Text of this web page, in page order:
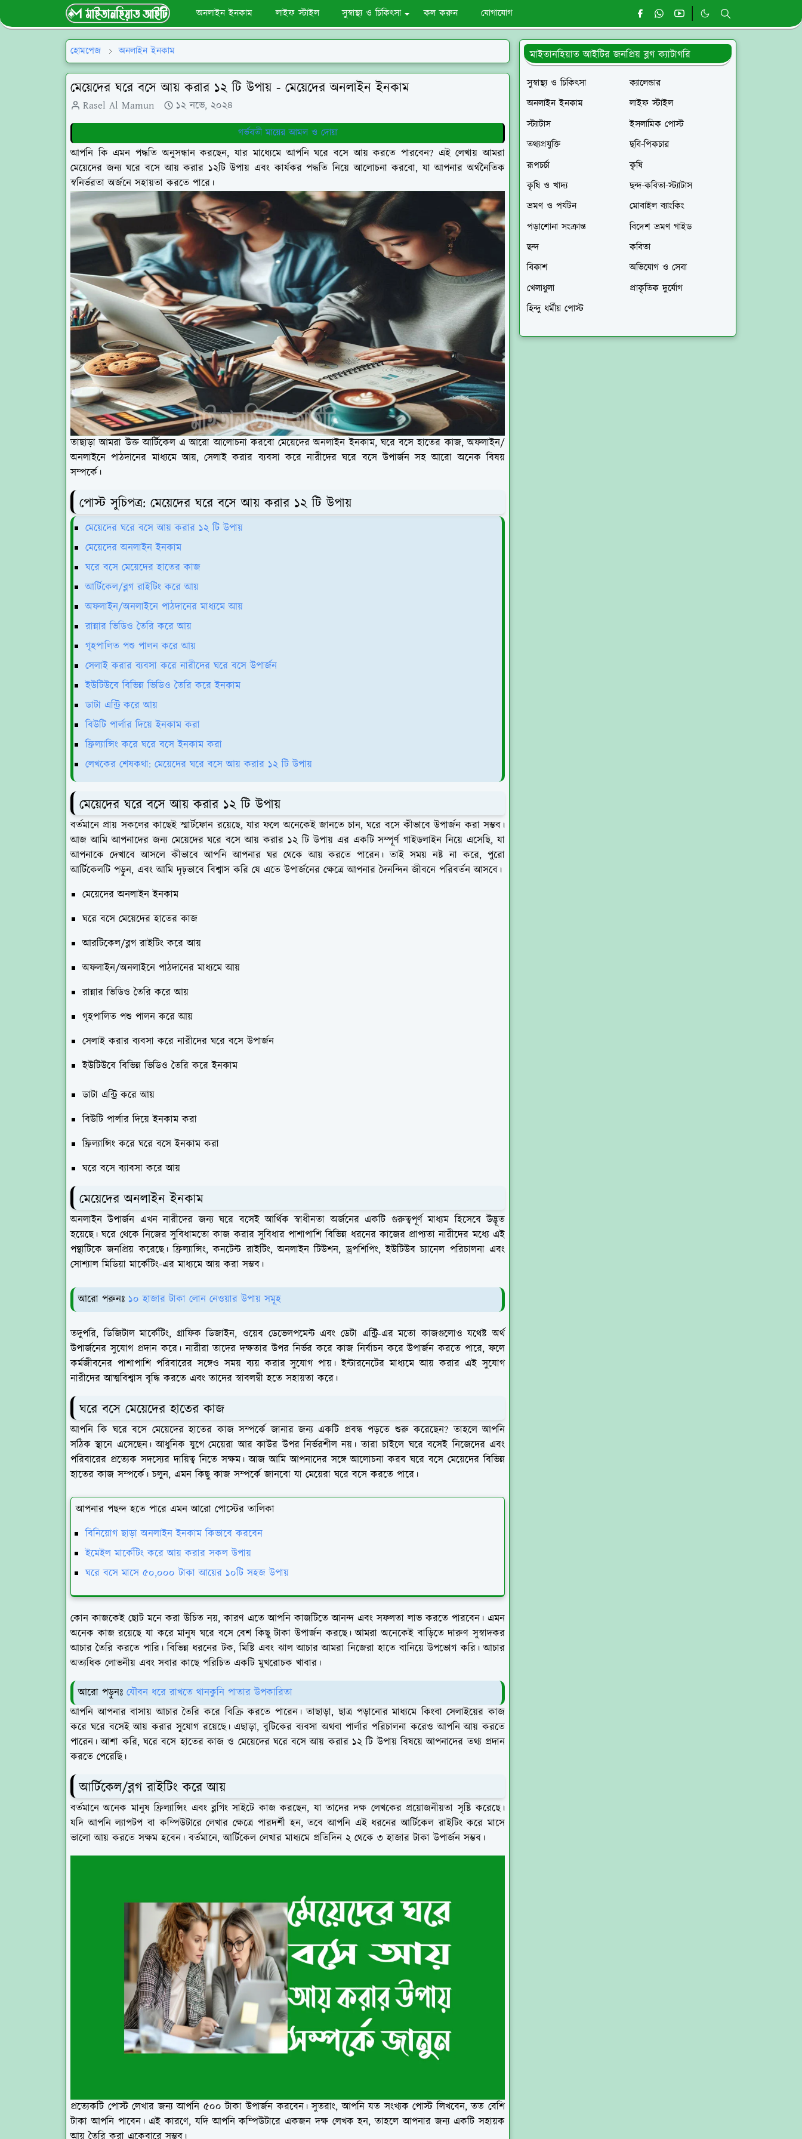
অনলাইন ইনকাম লাইফ স্টাইল সুস্বাস্থ্য ও চিকিৎসা কল করুন যোগাযোগ
হোমপেজ অনলাইন ইনকাম
মেয়েদের ঘরে বসে আয় করার ১২ টি উপায় - মেয়েদের অনলাইন ইনকাম
Rasel Al Mamun ১২ নভে, ২০২৪
গর্ভবতী মায়ের আমল ও দোয়া
আপনি কি এমন পদ্ধতি অনুসন্ধান করছেন, যার মাধ্যেমে আপনি ঘরে বসে আয় করতে পারবেন? এই লেখায় আমরা
মেয়েদের জন্য ঘরে বসে আয় করার ১২টি উপায় এবং কার্যকর পদ্ধতি নিয়ে আলোচনা করবো, যা আপনার অর্থনৈতিক
স্বনির্ভরতা অর্জনে সহায়তা করতে পারে।
তাছাড়া আমরা উক্ত আর্টিকেল এ আরো আলোচনা করবো মেয়েদের অনলাইন ইনকাম, ঘরে বসে হাতের কাজ, অফলাইন/
অনলাইনে পাঠদানের মাধ্যমে আয়, সেলাই করার ব্যবসা করে নারীদের ঘরে বসে উপার্জন সহ আরো অনেক বিষয়
সম্পর্কে।
পোস্ট সুচিপত্র: মেয়েদের ঘরে বসে আয় করার ১২ টি উপায়
মেয়েদের ঘরে বসে আয় করার ১২ টি উপায়
মেয়েদের অনলাইন ইনকাম
ঘরে বসে মেয়েদের হাতের কাজ
আর্টিকেল/ব্লগ রাইটিং করে আয়
অফলাইন/অনলাইনে পাঠদানের মাধ্যমে আয়
রান্নার ভিডিও তৈরি করে আয়
গৃহপালিত পশু পালন করে আয়
সেলাই করার ব্যবসা করে নারীদের ঘরে বসে উপার্জন
ইউটিউবে বিভিন্ন ভিডিও তৈরি করে ইনকাম
ডাটা এন্ট্রি করে আয়
বিউটি পার্লার দিয়ে ইনকাম করা
ফ্রিল্যান্সিং করে ঘরে বসে ইনকাম করা
লেখকের শেষকথা: মেয়েদের ঘরে বসে আয় করার ১২ টি উপায়
মেয়েদের ঘরে বসে আয় করার ১২ টি উপায়
বর্তমানে প্রায় সকলের কাছেই স্মার্টফোন রয়েছে, যার ফলে অনেকেই জানতে চান, ঘরে বসে কীভাবে উপার্জন করা সম্ভব।
আজ আমি আপনাদের জন্য মেয়েদের ঘরে বসে আয় করার ১২ টি উপায় এর একটি সম্পূর্ণ গাইডলাইন নিয়ে এসেছি, যা
আপনাকে দেখাবে আসলে কীভাবে আপনি আপনার ঘর থেকে আয় করতে পারেন। তাই সময় নষ্ট না করে, পুরো
আর্টিকেলটি পড়ুন, এবং আমি দৃঢ়ভাবে বিশ্বাস করি যে এতে উপার্জনের ক্ষেত্রে আপনার দৈনন্দিন জীবনে পরিবর্তন আসবে।
মেয়েদের অনলাইন ইনকাম
ঘরে বসে মেয়েদের হাতের কাজ
আরটিকেল/ব্লগ রাইটিং করে আয়
অফলাইন/অনলাইনে পাঠদানের মাধ্যমে আয়
রান্নার ভিডিও তৈরি করে আয়
গৃহপালিত পশু পালন করে আয়
সেলাই করার ব্যবসা করে নারীদের ঘরে বসে উপার্জন
ইউটিউবে বিভিন্ন ভিডিও তৈরি করে ইনকাম
ডাটা এন্ট্রি করে আয়
বিউটি পার্লার দিয়ে ইনকাম করা
ফ্রিল্যান্সিং করে ঘরে বসে ইনকাম করা
ঘরে বসে ব্যাবসা করে আয়
মেয়েদের অনলাইন ইনকাম
অনলাইন উপার্জন এখন নারীদের জন্য ঘরে বসেই আর্থিক স্বাধীনতা অর্জনের একটি গুরুত্বপূর্ণ মাধ্যম হিসেবে উদ্ভূত
হয়েছে। ঘরে থেকে নিজের সুবিধামতো কাজ করার সুবিধার পাশাপাশি বিভিন্ন ধরনের কাজের প্রাপ্যতা নারীদের মধ্যে এই
পন্থাটিকে জনপ্রিয় করেছে। ফ্রিল্যান্সিং, কনটেন্ট রাইটিং, অনলাইন টিউশন, ড্রপশিপিং, ইউটিউব চ্যানেল পরিচালনা এবং
সোশ্যাল মিডিয়া মার্কেটিং-এর মাধ্যমে আয় করা সম্ভব।
আরো পরুনঃ ১০ হাজার টাকা লোন নেওয়ার উপায় সমূহ
তদুপরি, ডিজিটাল মার্কেটিং, গ্রাফিক ডিজাইন, ওয়েব ডেভেলপমেন্ট এবং ডেটা এন্ট্রি-এর মতো কাজগুলোও যথেষ্ট অর্থ
উপার্জনের সুযোগ প্রদান করে। নারীরা তাদের দক্ষতার উপর নির্ভর করে কাজ নির্বাচন করে উপার্জন করতে পারে, ফলে
কর্মজীবনের পাশাপাশি পরিবারের সঙ্গেও সময় ব্যয় করার সুযোগ পায়। ইন্টারনেটের মাধ্যমে আয় করার এই সুযোগ
নারীদের আত্মবিশ্বাস বৃদ্ধি করতে এবং তাদের স্বাবলম্বী হতে সহায়তা করে।
ঘরে বসে মেয়েদের হাতের কাজ
আপনি কি ঘরে বসে মেয়েদের হাতের কাজ সম্পর্কে জানার জন্য একটি প্রবন্ধ পড়তে শুরু করেছেন? তাহলে আপনি
সঠিক স্থানে এসেছেন। আধুনিক যুগে মেয়েরা আর কাউর উপর নির্ভরশীল নয়। তারা চাইলে ঘরে বসেই নিজেদের এবং
পরিবারের প্রত্যেক সদস্যের দায়িত্ব নিতে সক্ষম। আজ আমি আপনাদের সঙ্গে আলোচনা করব ঘরে বসে মেয়েদের বিভিন্ন
হাতের কাজ সম্পর্কে। চলুন, এমন কিছু কাজ সম্পর্কে জানবো যা মেয়েরা ঘরে বসে করতে পারে।
আপনার পছন্দ হতে পারে এমন আরো পোস্টের তালিকা
বিনিয়োগ ছাড়া অনলাইন ইনকাম কিভাবে করবেন
ইমেইল মার্কেটিং করে আয় করার সকল উপায়
ঘরে বসে মাসে ৫০,০০০ টাকা আয়ের ১০টি সহজ উপায়
কোন কাজকেই ছোট মনে করা উচিত নয়, কারণ এতে আপনি কাজটিতে আনন্দ এবং সফলতা লাভ করতে পারবেন। এমন
অনেক কাজ রয়েছে যা করে মানুষ ঘরে বসে বেশ কিছু টাকা উপার্জন করছে। আমরা অনেকেই বাড়িতে দারুণ সুস্বাদকর
আচার তৈরি করতে পারি। বিভিন্ন ধরনের টক, মিষ্টি এবং ঝাল আচার আমরা নিজেরা হাতে বানিয়ে উপভোগ করি। আচার
অত্যধিক লোভনীয় এবং সবার কাছে পরিচিত একটি মুখরোচক খাবার।
আরো পড়ুনঃ যৌবন ধরে রাখতে থানকুনি পাতার উপকারিতা
আপনি আপনার বাসায় আচার তৈরি করে বিক্রি করতে পারেন। তাছাড়া, ছাত্র পড়ানোর মাধ্যমে কিংবা সেলাইয়ের কাজ
করে ঘরে বসেই আয় করার সুযোগ রয়েছে। এছাড়া, বুটিকের ব্যবসা অথবা পার্লার পরিচালনা করেও আপনি আয় করতে
পারেন। আশা করি, ঘরে বসে হাতের কাজ ও মেয়েদের ঘরে বসে আয় করার ১২ টি উপায় বিষয়ে আপনাদের তথ্য প্রদান
করতে পেরেছি।
আর্টিকেল/ব্লগ রাইটিং করে আয়
বর্তমানে অনেক মানুষ ফ্রিল্যান্সিং এবং ব্লগিং সাইটে কাজ করছেন, যা তাদের দক্ষ লেখকের প্রয়োজনীয়তা সৃষ্টি করেছে।
যদি আপনি ল্যাপটপ বা কম্পিউটারে লেখার ক্ষেত্রে পারদর্শী হন, তবে আপনি এই ধরনের আর্টিকেল রাইটিং করে মাসে
ভালো আয় করতে সক্ষম হবেন। বর্তমানে, আর্টিকেল লেখার মাধ্যমে প্রতিদিন ২ থেকে ৩ হাজার টাকা উপার্জন সম্ভব।
প্রত্যেকটি পোস্ট লেখার জন্য আপনি ৫০০ টাকা উপার্জন করবেন। সুতরাং, আপনি যত সংখ্যক পোস্ট লিখবেন, তত বেশি
টাকা আপনি পাবেন। এই কারণে, যদি আপনি কম্পিউটারে একজন দক্ষ লেখক হন, তাহলে আপনার জন্য একটি সহায়ক
মাইতানহিয়াত আইটির জনপ্রিয় ব্লগ ক্যাটাগরি
সুস্বাস্থ্য ও চিকিৎসা
ক্যালেন্ডার
অনলাইন ইনকাম
লাইফ স্টাইল
স্ট্যাটাস
ইসলামিক পোস্ট
তথ্যপ্রযুক্তি
ছবি-পিকচার
রূপচর্চা
কৃষি
কৃষি ও খাদ্য
ছন্দ-কবিতা-স্ট্যাটাস
ভ্রমণ ও পর্যটন
মোবাইল ব্যাংকিং
পড়াশোনা সংক্রান্ত
বিদেশ ভ্রমণ গাইড
ছন্দ
কবিতা
বিকাশ
অভিযোগ ও সেবা
খেলাধুলা
প্রাকৃতিক দুর্যোগ
হিন্দু ধর্মীয় পোস্ট